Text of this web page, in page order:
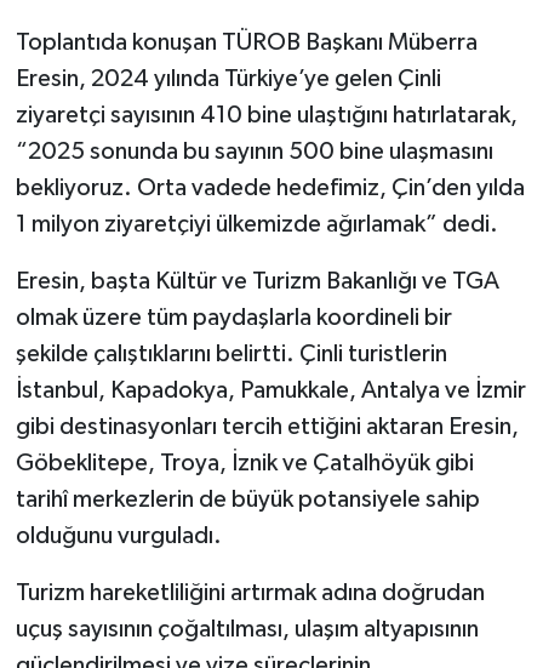
Toplantıda konuşan TÜROB Başkanı Müberra
Eresin, 2024 yılında Türkiye’ye gelen Çinli
ziyaretçi sayısının 410 bine ulaştığını hatırlatarak,
“2025 sonunda bu sayının 500 bine ulaşmasını
bekliyoruz. Orta vadede hedefimiz, Çin’den yılda
1 milyon ziyaretçiyi ülkemizde ağırlamak” dedi.
Eresin, başta Kültür ve Turizm Bakanlığı ve TGA
olmak üzere tüm paydaşlarla koordineli bir
şekilde çalıştıklarını belirtti. Çinli turistlerin
İstanbul, Kapadokya, Pamukkale, Antalya ve İzmir
gibi destinasyonları tercih ettiğini aktaran Eresin,
Göbeklitepe, Troya, İznik ve Çatalhöyük gibi
tarihî merkezlerin de büyük potansiyele sahip
olduğunu vurguladı.
Turizm hareketliliğini artırmak adına doğrudan
uçuş sayısının çoğaltılması, ulaşım altyapısının